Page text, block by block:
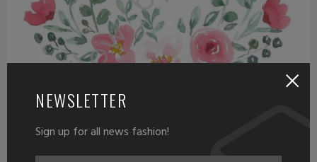
Anniversaire,Automne,Eté,Fête des mères,Hiver,Le quotidien
NEWSLETTER
Sign up for all news fashion!